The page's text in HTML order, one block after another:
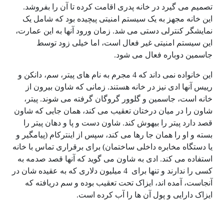
تصمیم می گیرد در خانه پدری اقامت کرده تا آن را بفروشد.
این خانه مجهز به یک سیستم امنیتی پیچیده بود که شامل یک
نمایشگر کنترلی دستی می شد. زمان ورود آنها به این عمارت،
این سیستم امنیتی غیر فعال است، اما خیلی زود توسط
جاسمین دوباره فعال می شود.
این خانواده نمی داند که 4 مجرم به نام های پیتر، سم، دانکن و
رییس آنها ادی نیز در خانه هستند. زمانی که شاون بیرون از
خانه است، جاسمین و گلوور گروگان گرفته می شوند. پیتر،
شاون را در میان درختان تعقیب می کند، همان جایی که شاون
قصد دارد پیتر را بیهوش کند. شاون دست و پا و دهان پیتر را
بسته و او را همان جا رها می کند، سپس از اینترکام (پیامگیر و
یا دستگاه مخابره داخلی ساختمان) برای برقراری تماس با خانه
استفاده می کند. ادی به شاون می گوید که آنها قصد صدمه به
کسی را ندارند و تنها برای 4 میلیون دلاری که به عقیده شان در
آنجاست، آمده اند، ایزاک تحت تعقیب بوده و سم دریافته که
ایزاک دارایی و پول آن ها را آب کرده است.